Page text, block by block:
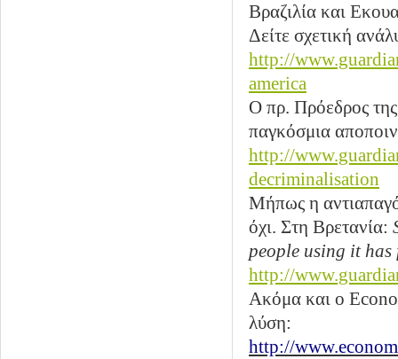
Βραζιλία και
Δείτε σχετική
http://
america
Ο πρ. Πρόεδρος της
παγκόσμια
http://
decriminalisation
Μήπως η
όχι. Στη Βρετανία:
people using it
http://
Ακόμα και ο
λύση:
http://